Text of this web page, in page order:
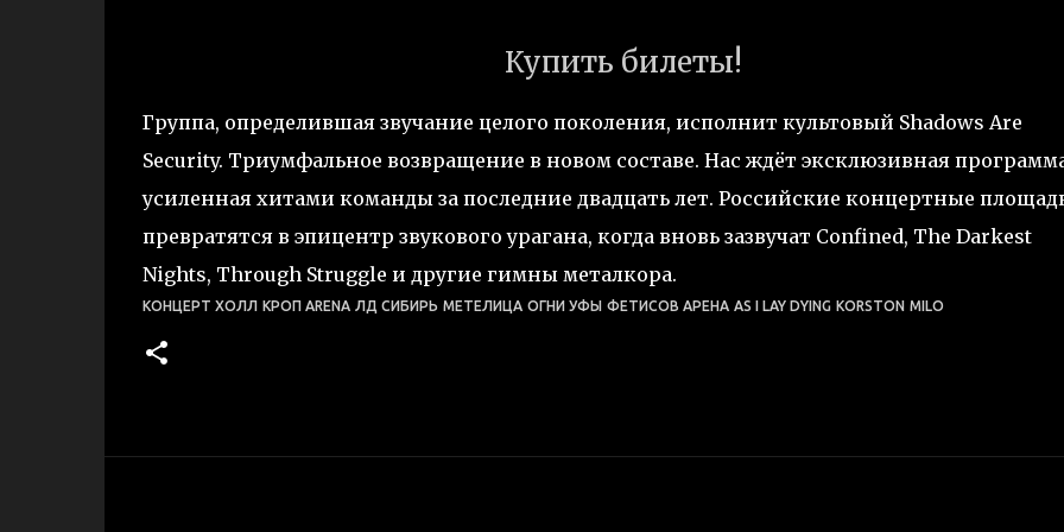
Купить билеты!
Группа, определившая звучание целого поколения, исполнит культовый Shadows Are
Security. Триумфальное возвращение в новом составе. Нас ждёт эксклюзивная
усиленная хитами команды за последние двадцать лет. Российские концертные
превратятся в эпицентр звукового урагана, когда вновь зазвучат Confined, The Darkest
Nights, Through Struggle и другие гимны металкора.
КОНЦЕРТ ХОЛЛ КРОП ARENA ЛД СИБИРЬ МЕТЕЛИЦА ОГНИ УФЫ ФЕТИСОВ АРЕНА AS I LAY DYING KORSTON MILO